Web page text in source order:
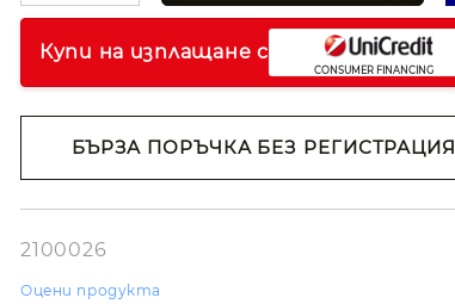
Купи на изплащане с
БЪРЗА ПОРЪЧКА БЕЗ РЕГИСТРАЦИЯ
лични данни
работния ден.
2100026
Оцени продукта